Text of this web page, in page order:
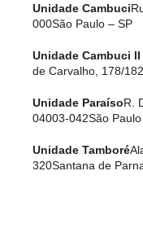
Unidade Cambuci
000São Paulo – SP
Unidade Cambuci
de Carvalho, 178/
Unidade ParaísoR.
04003-042São
Unidade Tamboré
320Santana de